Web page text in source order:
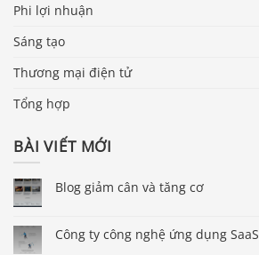
Phi lợi nhuận
Sáng tạo
Thương mại điện tử
Tổng hợp
BÀI VIẾT MỚI
Blog giảm cân và tăng cơ
Công ty công nghệ ứng dụng SaaS